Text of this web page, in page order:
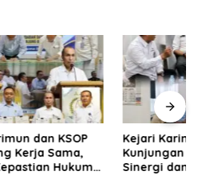
Kejari Karimun Terima
Kunjungan BPS, Perkuat
Sinergi dan Pertukaran